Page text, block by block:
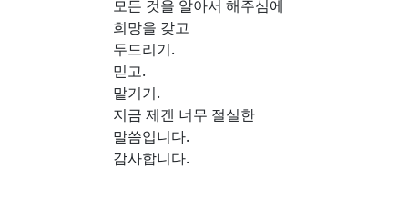
희망을 갖고
두드리기.
믿고.
맡기기.
지금 제겐 너무 절실한
말씀입니다.
감사합니다.